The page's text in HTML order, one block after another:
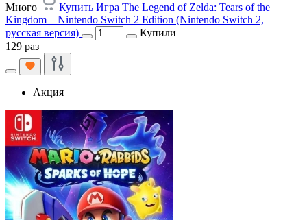
Много
Купить Игра The Legend of Zelda: Tears of the
Kingdom – Nintendo Switch 2 Edition (Nintendo Switch 2,
русская версия)
Купили
129 раз
Акция